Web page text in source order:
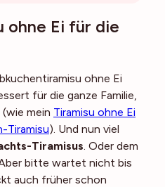
ohne Ei für die
ohne Ei
für die ganze Familie,
(wie mein Tiramisu ohne Ei
Tiramisu). Und nun viel
Tiramisus. Oder dem
bitte wartet nicht bis
auch früher schon